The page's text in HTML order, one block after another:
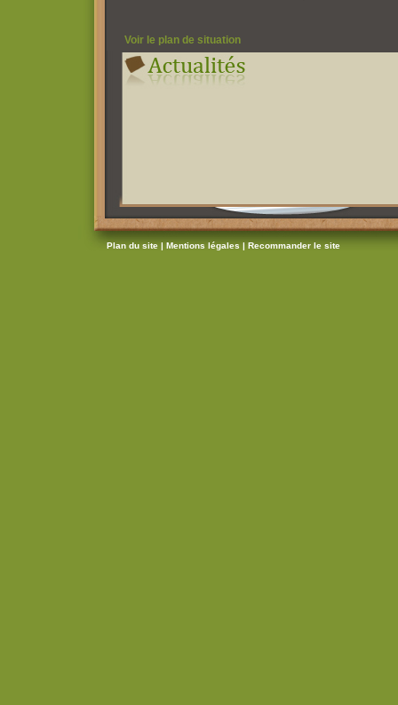
Voir le plan de situation
Plan du site | Mentions légales | Recommander le site